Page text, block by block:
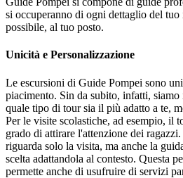
si occuperanno di ogni dettaglio del
possibile, al tuo posto.
Unicità e Personalizzazione
Le escursioni di Guide Pompei sono
piacimento. Sin da subito, infatti,
quale tipo di tour sia il più adatto a te,
Per le visite scolastiche, ad esempio, il
grado di attirare l'attenzione dei
riguarda solo la visita, ma anche la
scelta adattandola al contesto. Questa
permette anche di usufruire di servizi